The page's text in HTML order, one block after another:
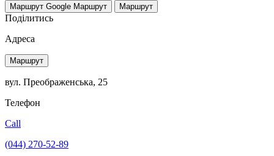
Маршрут Google Маршрут Маршрут
Поділитись
Адреса
Маршрут
вул. Преображенська, 25
Телефон
Call
(044) 270-52-89